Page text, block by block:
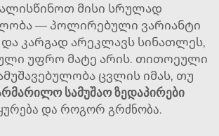
მისი სრულად
— პოლირებული ვარიანტი
და კარგად არეკლავს სინათლეს,
უფრო მატე არის. თითოეული
ცვლის იმას, თუ
სამუშაო ზედაპირები
და როგორ გრძნობა.